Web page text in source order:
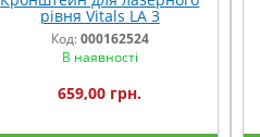
рівня Vitals LA 3
Код:000162524
В наявності
659,00 грн.